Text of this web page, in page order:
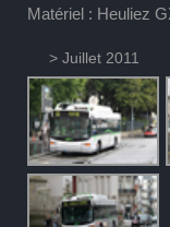
Matériel : Heuliez
> Juillet 2011